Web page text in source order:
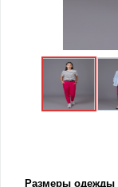
Размеры одежды